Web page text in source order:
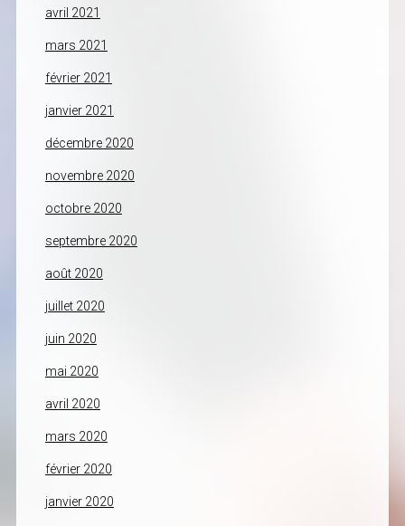
avril 2021
mars 2021
février 2021
janvier 2021
décembre 2020
novembre 2020
octobre 2020
septembre 2020
août 2020
juillet 2020
juin 2020
mai 2020
avril 2020
mars 2020
février 2020
janvier 2020